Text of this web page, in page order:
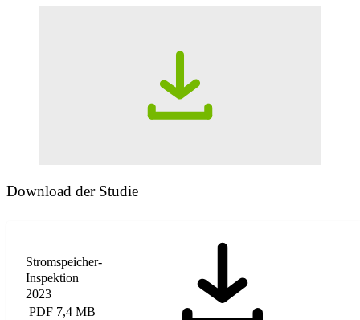
Download der Studie
Stromspeicher-
Inspektion
2023
PDF 7,4 MB